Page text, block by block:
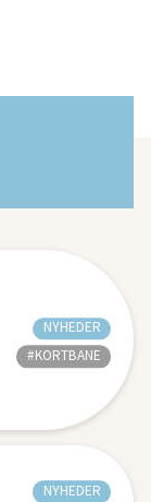
NYHEDER
#KORTBANE
NYHEDER